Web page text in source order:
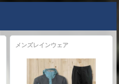
メンズレインウェア